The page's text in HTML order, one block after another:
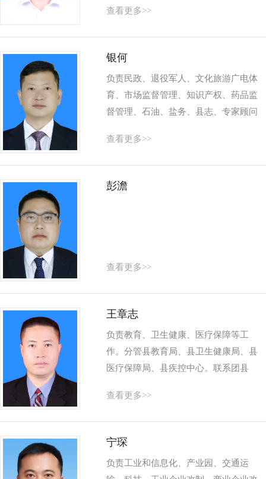
查看更多>>
银何
负责民政、退役军人、文化旅游广电体
育、市场监督管理、知识产权、药品监
督管理、石油、盐务、县志、专家顾问
振兴、畜牧、森林防火、防...
查看更多>>
彭澹
查看更多>>
王章志
负责教育、卫生健康、医疗保障等工
作。分管县教育局、县卫生健康局、县
医疗保障局、县疾控中心。联系团县
计生协会。其他副处级领导分工...
查看更多>>
宁琛
负责工业和信息化、产业园、交通运